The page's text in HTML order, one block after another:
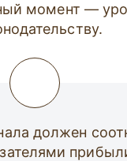
момент —
должен